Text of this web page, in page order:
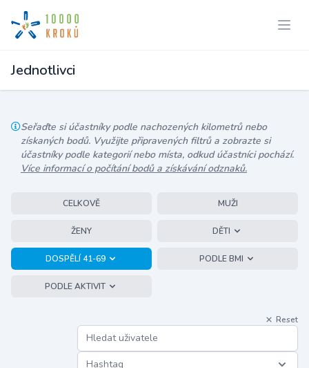
Jednotlivci
Seřaďte si účastníky podle nachozených kilometrů nebo
získaných bodů. Využijte připravených filtrů a zobrazte si
účastníky podle kategorií nebo místa, odkud účastníci pochází.
Více informací o počítání bodů a získávání odznaků.
CELKOVĚ MUŽI
ŽENY DĚTI
DOSPĚLÍ 41-69 PODLE BMI
PODLE AKTIVIT
Reset
Hashtag